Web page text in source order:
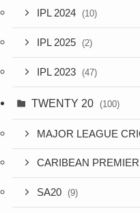
IPL 2024 (10)
IPL 2025 (2)
IPL 2023 (47)
TWENTY 20 (100)
MAJOR LEAGUE
CARIBEAN
SA20 (9)